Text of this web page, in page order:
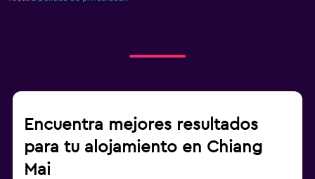
Encuentra mejores resultados
para tu alojamiento en Chiang
Mai